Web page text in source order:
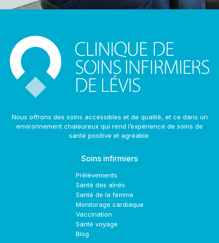
Nous offrons des soins accessibles et de qualité, et ce dans un
environnement chaleureux qui rend l’expérience de soins de
santé positive et agréable.
Soins infirmiers
Prélèvements
Santé des aînés
Santé de la femme
Monitorage cardiaque
Vaccination
Santé voyage
Blog